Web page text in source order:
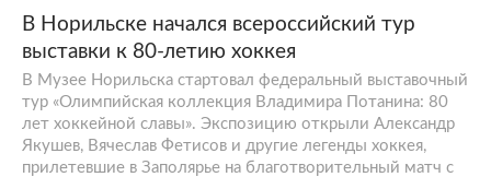
В Норильске начался всероссийский тур
выставки к 80-летию хоккея
В Музее Норильска стартовал федеральный выставочный
тур «Олимпийская коллекция Владимира Потанина: 80
лет хоккейной славы». Экспозицию открыли Александр
Якушев, Вячеслав Фетисов и другие легенды хоккея,
прилетевшие в Заполярье на благотворительный матч с